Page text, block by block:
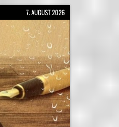
7. AUGUST 2026